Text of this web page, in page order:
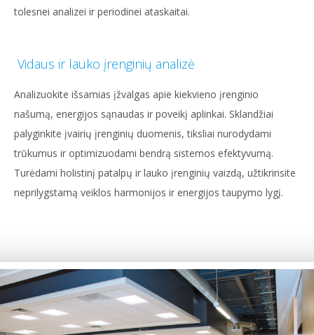
tolesnei analizei ir periodinei ataskaitai.
Vidaus ir lauko įrenginių analizė
Analizuokite išsamias įžvalgas apie kiekvieno įrenginio
našumą, energijos sąnaudas ir poveikį aplinkai. Sklandžiai
palyginkite įvairių įrenginių duomenis, tiksliai nurodydami
trūkumus ir optimizuodami bendrą sistemos efektyvumą.
Turėdami holistinį patalpų ir lauko įrenginių vaizdą, užtikrinsite
neprilygstamą veiklos harmonijos ir energijos taupymo lygį.